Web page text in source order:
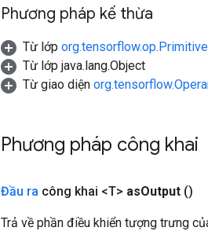
Phương pháp kế thừa
Từ lớp
Từ lớp java.lang.Object
Từ giao diện
Phương pháp công khai
Đầu ra công khai <T> asOutput ()
Trả về phần điều khiển tượng trưng